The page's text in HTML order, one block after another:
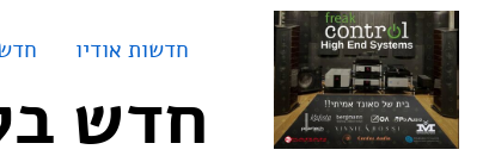
חדשות אודיו
חדש